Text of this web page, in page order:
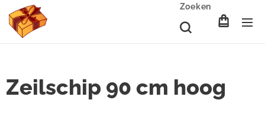
Zoeken
Zeilschip 90 cm hoog